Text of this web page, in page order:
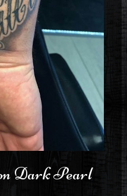
Dark Pearl